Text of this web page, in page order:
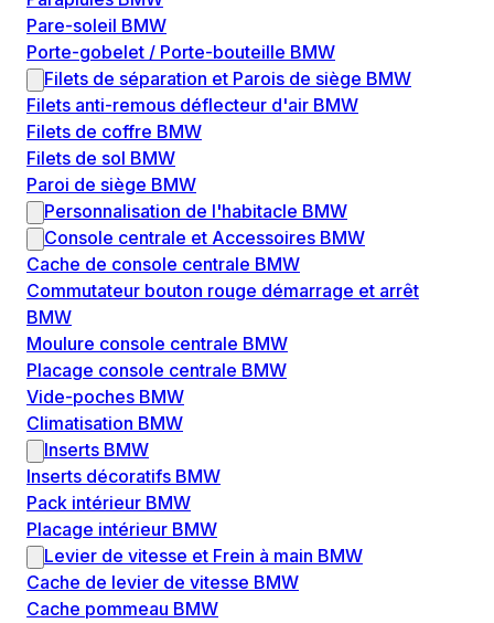
Pare-soleil BMW
Porte-gobelet / Porte-bouteille BMW
Filets de séparation et Parois de siège BMW
Filets anti-remous déflecteur d'air BMW
Filets de coffre BMW
Filets de sol BMW
Paroi de siège BMW
Personnalisation de l'habitacle BMW
Console centrale et Accessoires BMW
Cache de console centrale BMW
Commutateur bouton rouge démarrage et arrêt
BMW
Moulure console centrale BMW
Placage console centrale BMW
Vide-poches BMW
Climatisation BMW
Inserts BMW
Inserts décoratifs BMW
Pack intérieur BMW
Placage intérieur BMW
Levier de vitesse et Frein à main BMW
Cache de levier de vitesse BMW
Cache pommeau BMW